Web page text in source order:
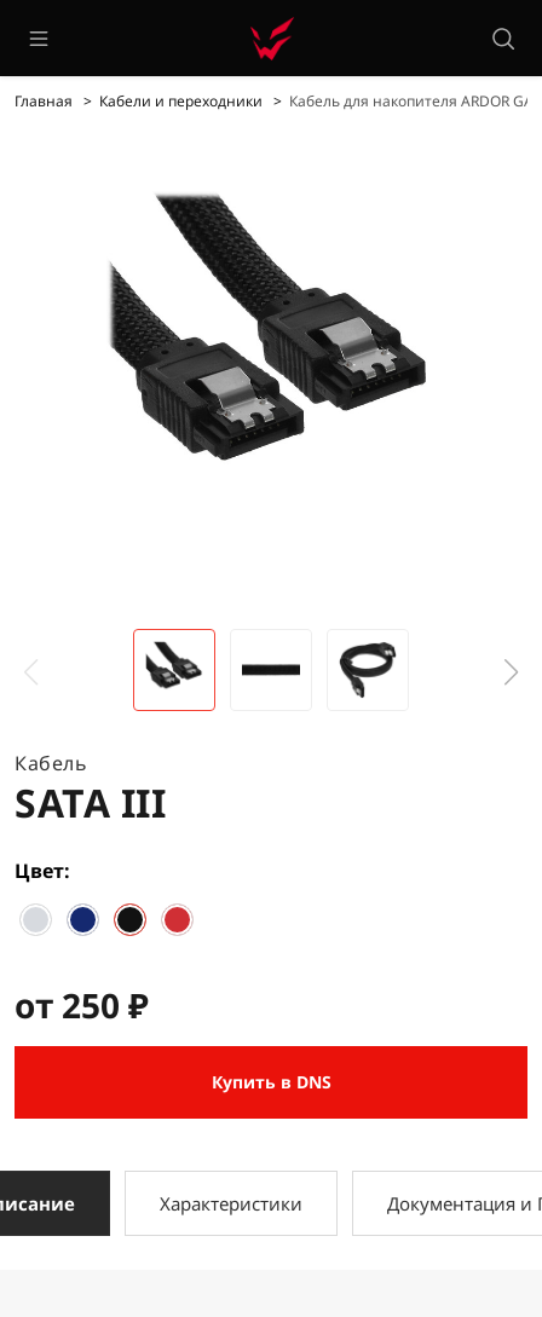
Главная Кабели и переходники Кабель для накопителя ARDOR
Кабель
SATA III
Цвет
от 250 ₽
Купить в DNS
Характеристики Документация и